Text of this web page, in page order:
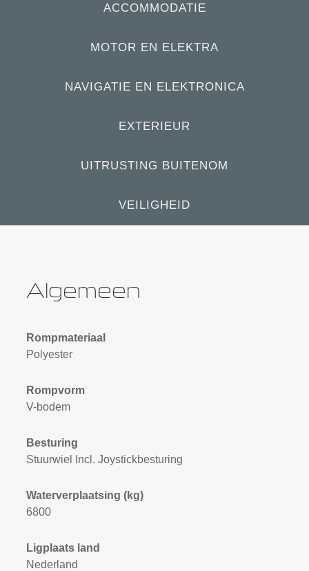
Algemeen
Rompmateriaal
Polyester
Rompvorm
V-bodem
Besturing
Stuurwiel Incl. Joystickbesturing
Waterverplaatsing (kg)
6800
Ligplaats land
Nederland
ACCOMMODATIE
MOTOR EN ELEKTRA
NAVIGATIE EN ELEKTRONICA
EXTERIEUR
UITRUSTING BUITENOM
VEILIGHEID